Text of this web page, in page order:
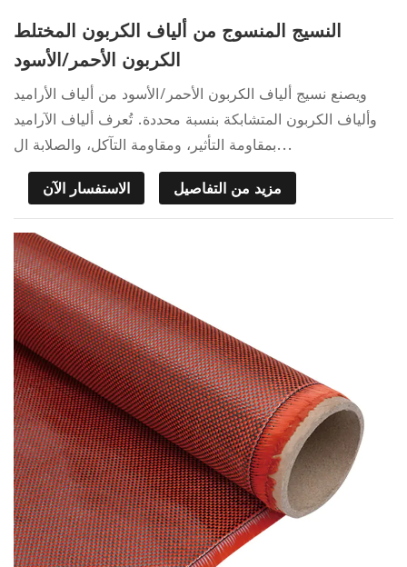
النسيج المنسوج من ألياف الكربون المختلط
الكربون الأحمر/الأسود
ويصنع نسيج ألياف الكربون الأحمر/الأسود من ألياف الأراميد
وألياف الكربون المتشابكة بنسبة محددة. تُعرف ألياف الآراميد
بمقاومة التأثير، ومقاومة التآكل، والصلابة ال...
الاستفسار الآن مزيد من التفاصيل